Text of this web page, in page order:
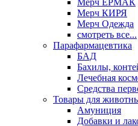
Мерч ЕРМАК
Мерч КИРЯ
Мерч Одежда
смотреть все...
Парафармацевтика
БАД
Бахилы,
Лечебная
Средства
Товары для
Амуниция
Добавки и